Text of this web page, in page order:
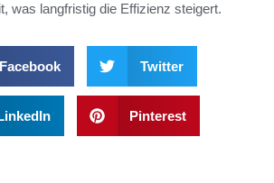
was langfristig die Effizienz steigert.
Facebook Twitter
Pinterest